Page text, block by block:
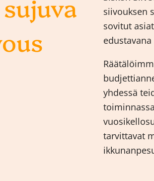
siivouksen
sovitut
yhdessä
tarvittavat